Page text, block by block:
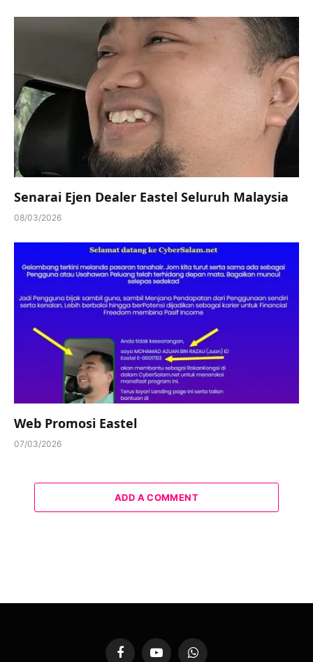
Senarai Ejen Dealer Eastel Seluruh Malaysia
08/03/2026
Web Promosi Eastel
07/03/2026
ADD A COMMENT
FacebookYouTubeWhatsApp